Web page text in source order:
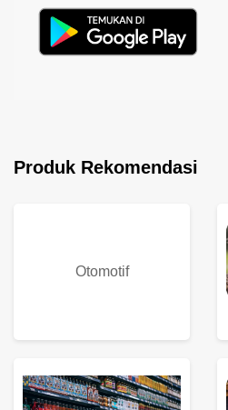
Produk Rekomendasi
Otomotif